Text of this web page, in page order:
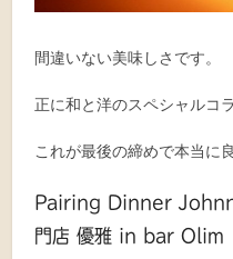
間違いない美味しさです。
正に和と洋のスペシャルコ
これが最後の締めで本当に
Pairing Dinner
門店 優雅 in bar Olim